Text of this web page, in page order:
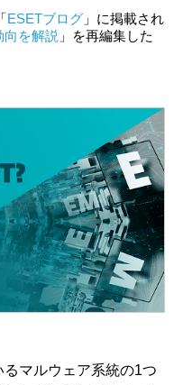
ESETブログ 」に掲載され
向を解説 」を再編集した
マルウェア系統の1つ